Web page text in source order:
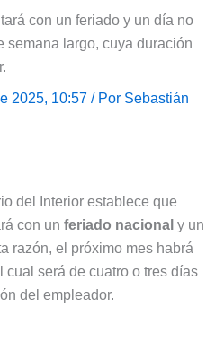
con un feriado y un día no
semana largo, cuya duración
2025, 10:57 / Por Sebastián
del Interior establece que
con un feriado nacional y un
razón, el próximo mes habrá
cual será de cuatro o tres días
del empleador.